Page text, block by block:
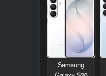
Samsung